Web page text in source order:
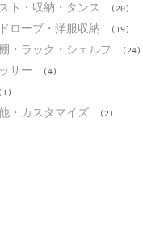
ト・収納・タンス (20)
ローブ・洋服収納 (19)
・ラック・シェルフ (24)
サー (4)
(1)
・カスタマイズ (2)